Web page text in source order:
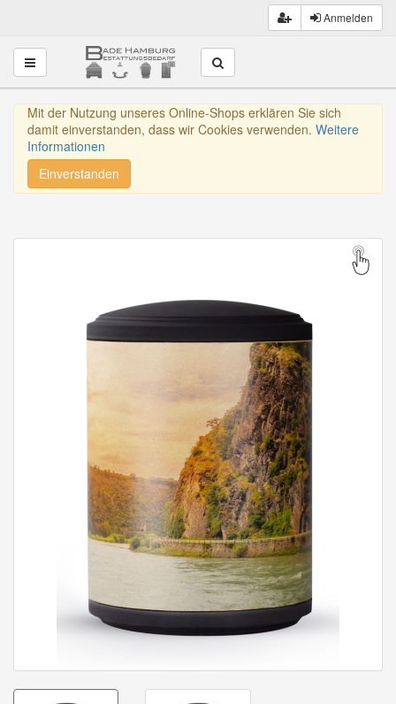
Anmelden
Toggle navigation
Mit der Nutzung unseres Online-Shops erklären Sie sich
damit einverstanden, dass wir Cookies verwenden. Weitere
Informationen
Einverstanden